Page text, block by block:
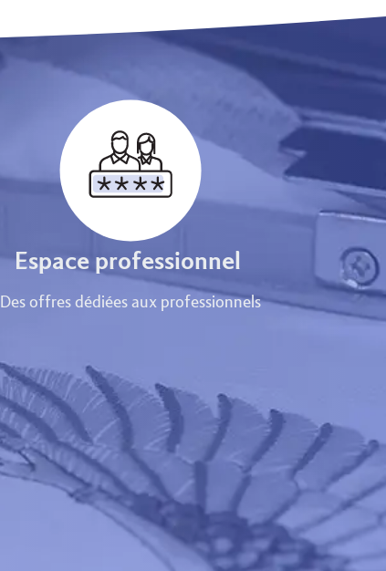
Espace professionnel
Des offres dédiées aux professionnels